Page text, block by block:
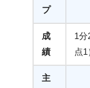
プ
成
績
1分
点1
主